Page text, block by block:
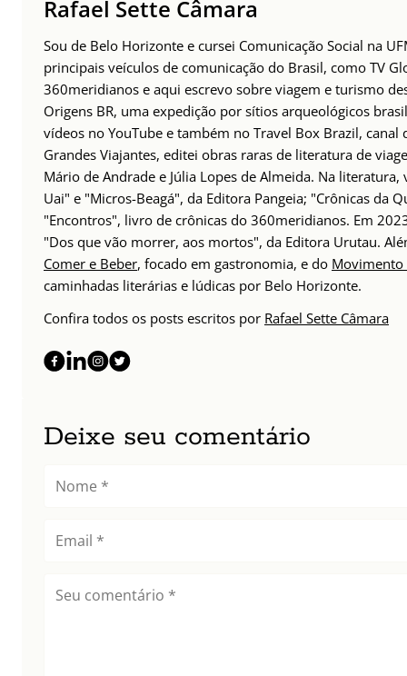
Rafael Sette Câmara
Sou de Belo Horizonte e cursei Comunicação Social na
principais veículos de comunicação do Brasil, como TV
360meridianos e aqui escrevo sobre viagem e turismo
Origens BR, uma expedição por sítios arqueológicos
vídeos no YouTube e também no Travel Box Brazil,
Grandes Viajantes, editei obras raras de literatura de
Mário de Andrade e Júlia Lopes de Almeida. Na
Uai" e "Micros-Beagá", da Editora Pangeia; "Crônicas da
"Encontros", livro de crônicas do 360meridianos. Em
"Dos que vão morrer, aos mortos", da Editora Urutau.
Comer e Beber, focado em gastronomia, e do Movimento
caminhadas literárias e lúdicas por Belo Horizonte.
Confira todos os posts escritos por Rafael Sette Câmara
Deixe seu comentário